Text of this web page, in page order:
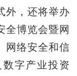
，还将举办
全博览会暨网
网络安全和信
字产业投资